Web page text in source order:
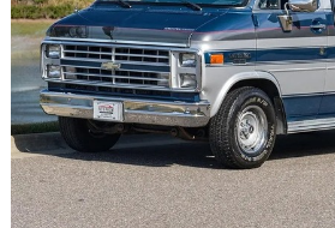
Utilitaires
Flottes
Auto
Services